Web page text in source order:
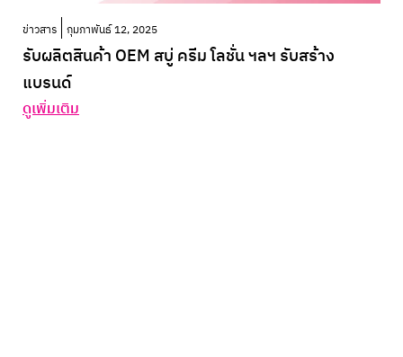
ข่าวสาร กุมภาพันธ์ 12, 2025
รับผลิตสินค้า OEM สบู่ ครีม โลชั่น ฯลฯ รับสร้าง
แบรนด์
ดูเพิ่มเติม